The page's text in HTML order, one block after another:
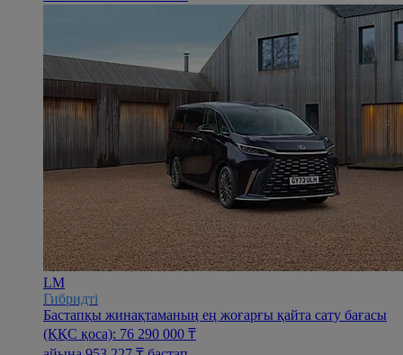
LM
Гибридті
Бастапқы жинақтаманың ең жоғарғы қайта сату бағасы
(ҚҚС қоса): 76 290 000 ₸